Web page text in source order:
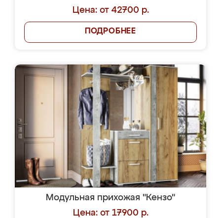
Цена: от 42700 р.
ПОДРОБНЕЕ
Модульная прихожая "Кензо"
Цена: от 17900 р.